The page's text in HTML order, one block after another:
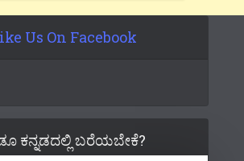
Us On Facebook
ಕನ್ನಡದಲ್ಲಿ ಬರೆಯಬೇಕೆ?